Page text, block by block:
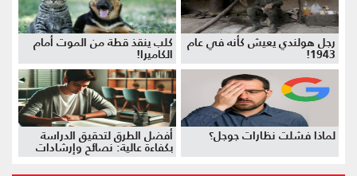
رجل هولندي يعيش كأنه في عام
1943!
كلب ينقذ قطة من الموت أمام
الكاميرا!
لماذا فشلت نظارات جوجل؟ أفضل الطرق لتحقيق الدراسة
بكفاءة عالية: نصائح وإرشادات